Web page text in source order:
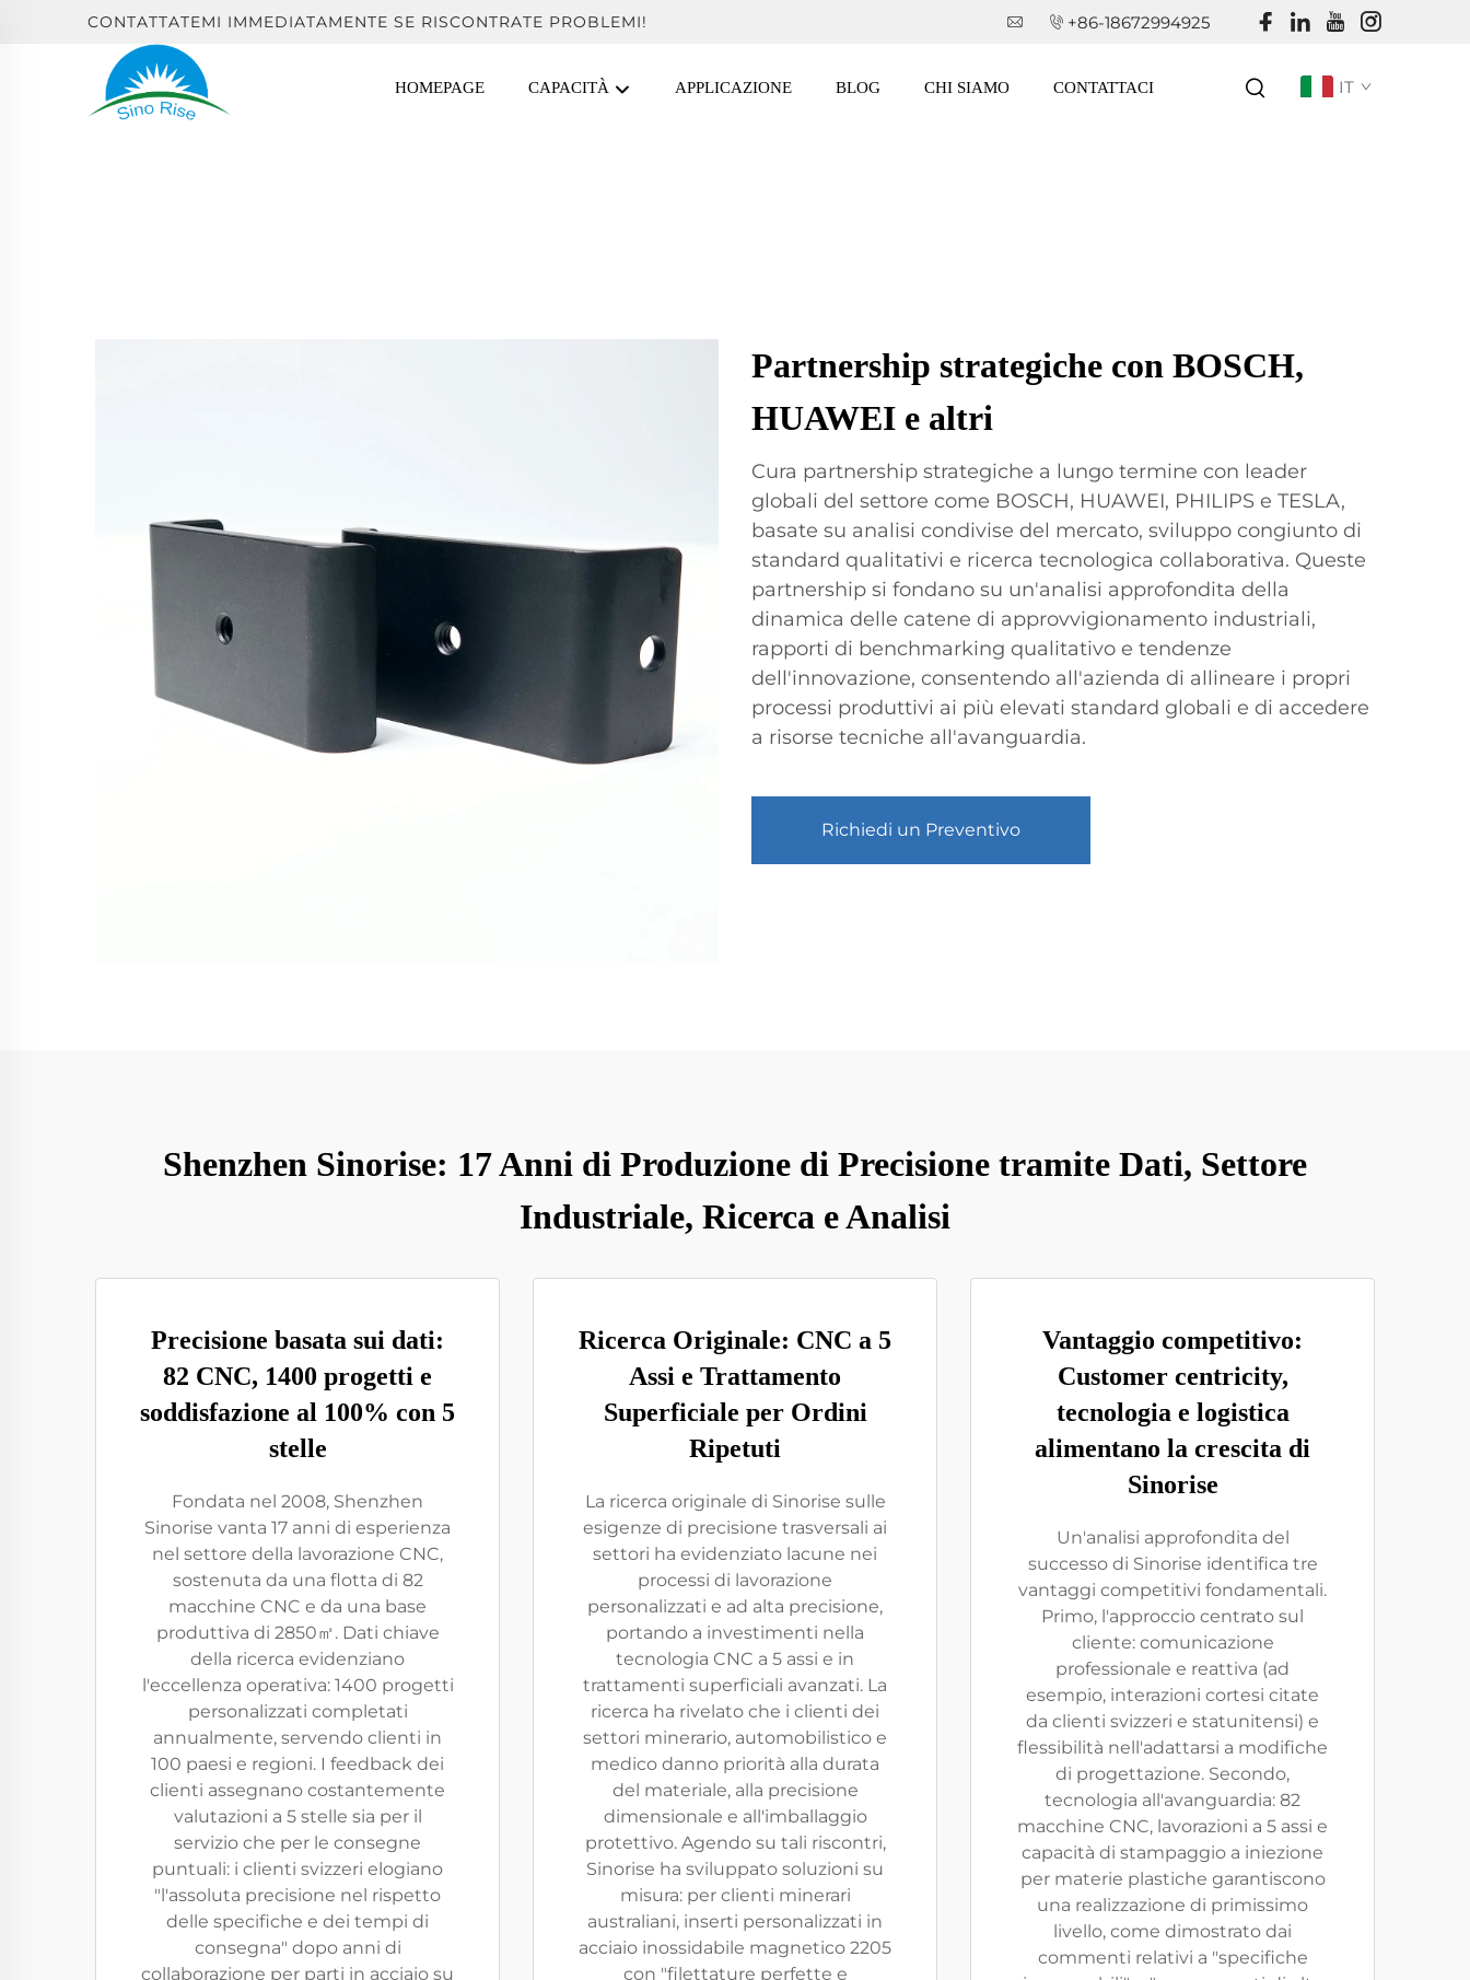
CONTATTATEMI IMMEDIATAMENTE SE RISCONTRATE PROBLEMI! +86-18672994925
HOMEPAGE CAPACITÀ APPLICAZIONE BLOG CHI SIAMO CONTATTACI IT
Partnership strategiche con BOSCH,
HUAWEI e altri
Cura partnership strategiche a lungo termine con leader
globali del settore come BOSCH, HUAWEI, PHILIPS e TESLA,
basate su analisi condivise del mercato, sviluppo congiunto di
standard qualitativi e ricerca tecnologica collaborativa. Queste
partnership si fondano su un'analisi approfondita della
dinamica delle catene di approvvigionamento industriali,
rapporti di benchmarking qualitativo e tendenze
dell'innovazione, consentendo all'azienda di allineare i propri
processi produttivi ai più elevati standard globali e di accedere
a risorse tecniche all'avanguardia.
Richiedi un Preventivo
Shenzhen Sinorise: 17 Anni di Produzione di Precisione tramite Dati, Settore
Industriale, Ricerca e Analisi
Precisione basata sui dati:
82 CNC, 1400 progetti e
soddisfazione al 100% con 5
stelle
Fondata nel 2008, Shenzhen
Sinorise vanta 17 anni di esperienza
nel settore della lavorazione CNC,
sostenuta da una flotta di 82
macchine CNC e da una base
produttiva di 2850㎡. Dati chiave
della ricerca evidenziano
l'eccellenza operativa: 1400 progetti
personalizzati completati
annualmente, servendo clienti in
100 paesi e regioni. I feedback dei
clienti assegnano costantemente
valutazioni a 5 stelle sia per il
servizio che per le consegne
puntuali: i clienti svizzeri elogiano
"l'assoluta precisione nel rispetto
delle specifiche e dei tempi di
consegna" dopo anni di
collaborazione per parti in acciaio su
Ricerca Originale: CNC a 5
Assi e Trattamento
Superficiale per Ordini
Ripetuti
La ricerca originale di Sinorise sulle
esigenze di precisione trasversali ai
settori ha evidenziato lacune nei
processi di lavorazione
personalizzati e ad alta precisione,
portando a investimenti nella
tecnologia CNC a 5 assi e in
trattamenti superficiali avanzati. La
ricerca ha rivelato che i clienti dei
settori minerario, automobilistico e
medico danno priorità alla durata
del materiale, alla precisione
dimensionale e all'imballaggio
protettivo. Agendo su tali riscontri,
Sinorise ha sviluppato soluzioni su
misura: per clienti minerari
australiani, inserti personalizzati in
acciaio inossidabile magnetico 2205
con "filettature perfette e
Vantaggio competitivo:
Customer centricity,
tecnologia e logistica
alimentano la crescita di
Sinorise
Un'analisi approfondita del
successo di Sinorise identifica tre
vantaggi competitivi fondamentali.
Primo, l'approccio centrato sul
cliente: comunicazione
professionale e reattiva (ad
esempio, interazioni cortesi citate
da clienti svizzeri e statunitensi) e
flessibilità nell'adattarsi a modifiche
di progettazione. Secondo,
tecnologia all'avanguardia: 82
macchine CNC, lavorazioni a 5 assi e
capacità di stampaggio a iniezione
per materie plastiche garantiscono
una realizzazione di primissimo
livello, come dimostrato dai
commenti relativi a "specifiche